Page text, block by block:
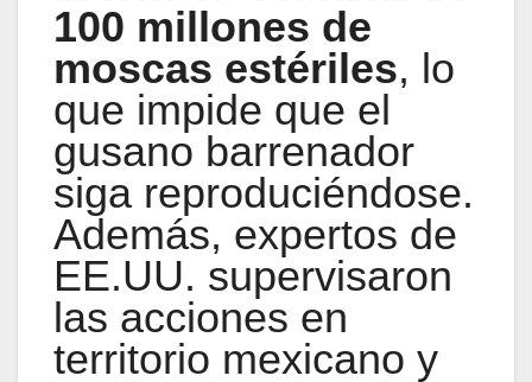
100 millones de
moscas estériles, lo
que impide que el
gusano barrenador
siga reproduciéndose.
Además, expertos de
EE.UU. supervisaron
las acciones en
territorio mexicano y